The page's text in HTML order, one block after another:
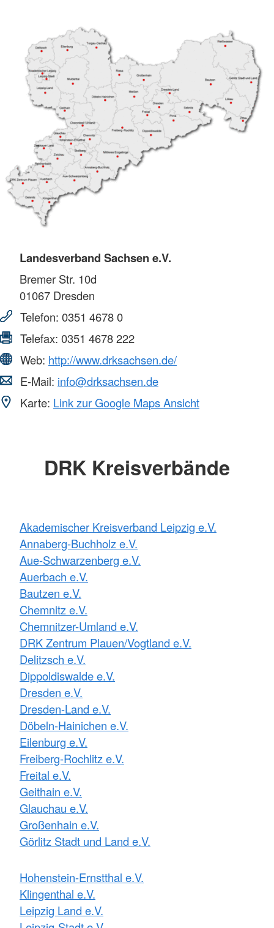
Landesverband Sachsen e.V.
Bremer Str. 10d
01067 Dresden
Telefon: 0351 4678 0
Telefax: 0351 4678 222
Web: http://www.drksachsen.de/
E-Mail: info@drksachsen.de
Karte: Link zur Google Maps Ansicht
DRK Kreisverbände
Akademischer Kreisverband Leipzig e.V.
Annaberg-Buchholz e.V.
Aue-Schwarzenberg e.V.
Auerbach e.V.
Bautzen e.V.
Chemnitz e.V.
Chemnitzer-Umland e.V.
DRK Zentrum Plauen/Vogtland e.V.
Delitzsch e.V.
Dippoldiswalde e.V.
Dresden e.V.
Dresden-Land e.V.
Döbeln-Hainichen e.V.
Eilenburg e.V.
Freiberg-Rochlitz e.V.
Freital e.V.
Geithain e.V.
Glauchau e.V.
Großenhain e.V.
Görlitz Stadt und Land e.V.
Hohenstein-Ernstthal e.V.
Klingenthal e.V.
Leipzig Land e.V.